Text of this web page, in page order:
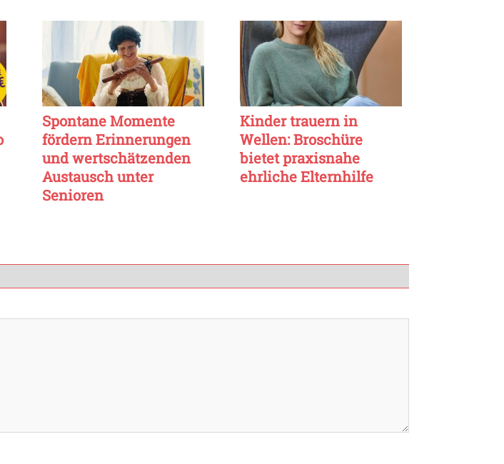
Spontane Momente
fördern Erinnerungen
und wertschätzenden
Austausch unter
Senioren
Kinder trauern in
Wellen: Broschüre
bietet praxisnahe
ehrliche Elternhilfe